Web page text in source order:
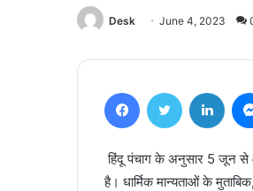
Desk June 4, 2023
हिंदू पंचाग के अनुसार 5 जून से
है। धार्मिक मान्यताओं के